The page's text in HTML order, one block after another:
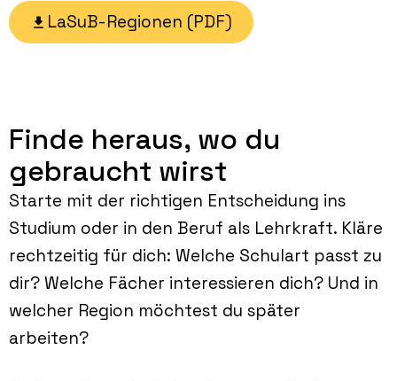
LaSuB-Regionen (PDF)
Finde heraus, wo du
gebraucht wirst
Starte mit der richtigen Entscheidung ins
Studium oder in den Beruf als Lehrkraft. Kläre
rechtzeitig für dich: Welche Schulart passt zu
dir? Welche Fächer interessieren dich? Und in
welcher Region möchtest du später
arbeiten?